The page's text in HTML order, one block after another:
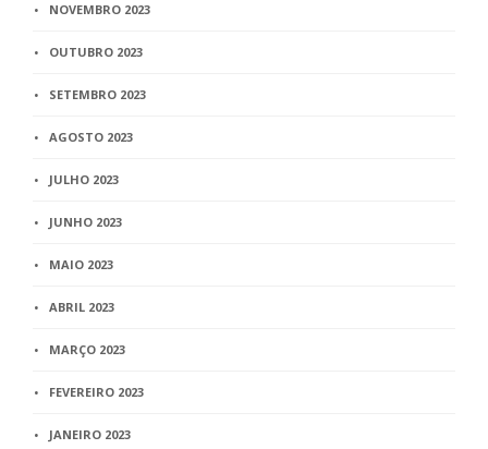
NOVEMBRO 2023
OUTUBRO 2023
SETEMBRO 2023
AGOSTO 2023
JULHO 2023
JUNHO 2023
MAIO 2023
ABRIL 2023
MARÇO 2023
FEVEREIRO 2023
JANEIRO 2023